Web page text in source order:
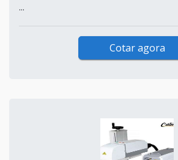
...
Cotar agora